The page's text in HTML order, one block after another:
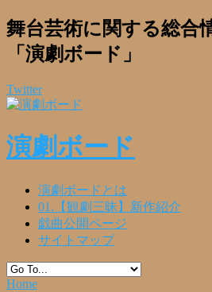
舞台芸術に関する総合
「演劇ボード」
Twitter
演劇ボード
演劇ボードとは
01.【観劇三昧】新作紹介
戯曲公開ページ
サイトマップ
Home